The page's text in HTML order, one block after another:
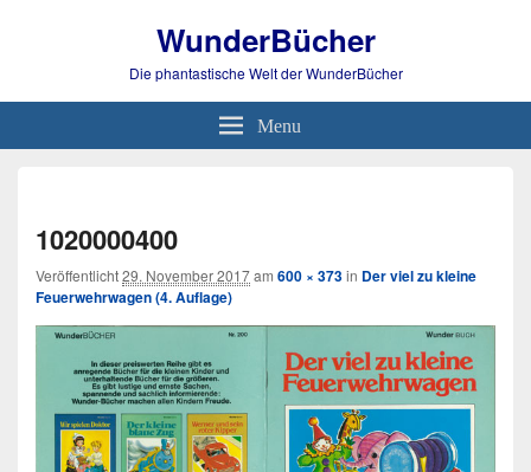
WunderBücher
Die phantastische Welt der WunderBücher
Menu
1020000400
Veröffentlicht29. November 2017am 600 × 373in Der viel zu kleine
Feuerwehrwagen (4. Auflage)